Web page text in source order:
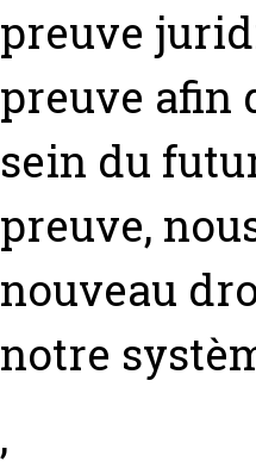
preuve
preuve afin
sein du
preuve,
nouveau
notre
,